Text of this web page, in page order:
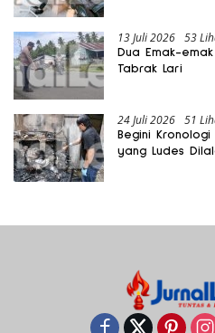
13 Juli 2026 53
Dua Emak-
Tabrak Lari
24 Juli 2026 51
Begini
yang Ludes